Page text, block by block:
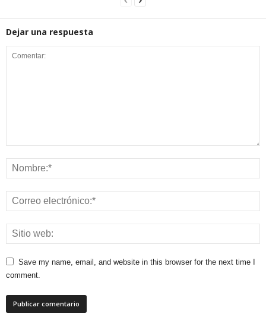
Dejar una respuesta
Save my name, email, and website in this browser for the next time I
comment.